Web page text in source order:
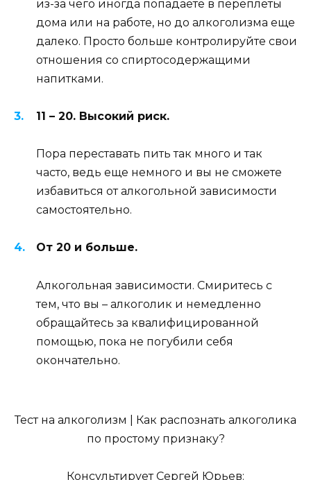
из-за чего иногда попадаете в переплеты
дома или на работе, но до алкоголизма еще
далеко. Просто больше контролируйте свои
отношения со спиртосодержащими
напитками.
11 – 20. Высокий риск.
Пора переставать пить так много и так
часто, ведь еще немного и вы не сможете
избавиться от алкогольной зависимости
самостоятельно.
От 20 и больше.
Алкогольная зависимости. Смиритесь с
тем, что вы – алкоголик и немедленно
обращайтесь за квалифицированной
помощью, пока не погубили себя
окончательно.
Тест на алкоголизм | Как распознать алкоголика
по простому признаку?
Консультирует Сергей Юрьев: